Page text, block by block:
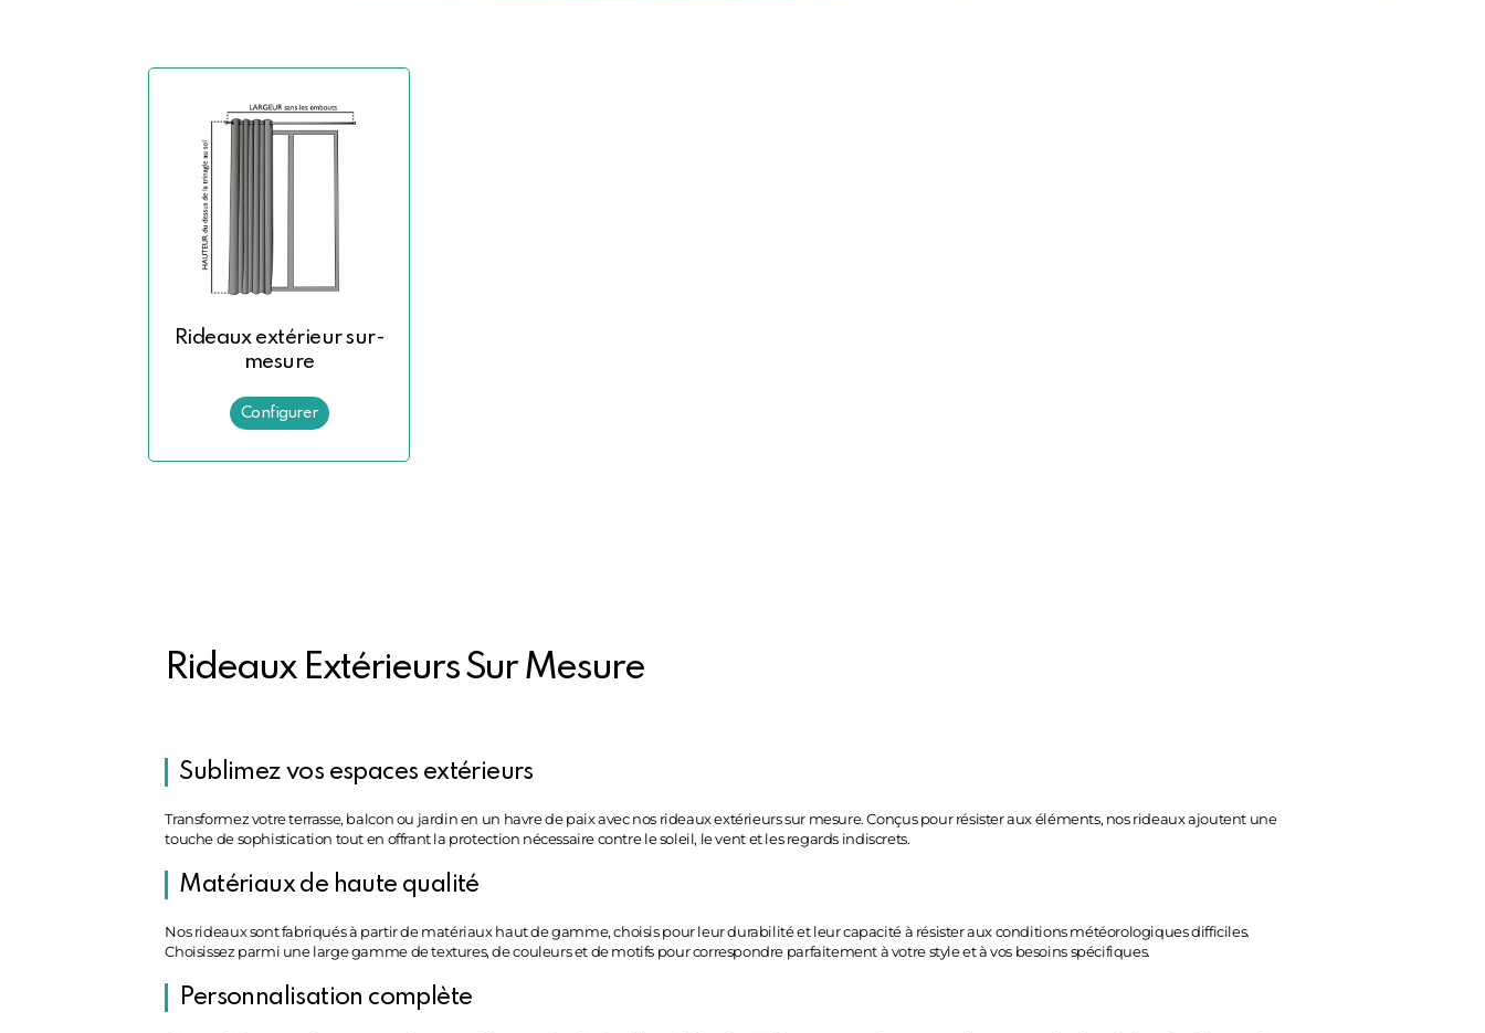
Rideaux extérieur sur-
mesure
Rideaux Extérieurs Sur Mesure
Sublimez vos espaces extérieurs
Transformez votre terrasse, balcon ou jardin en un havre de paix avec nos rideaux extérieurs sur mesure. Conçus pour résister aux éléments, nos rideaux ajoutent une
touche de sophistication tout en offrant la protection nécessaire contre le soleil, le vent et les regards indiscrets.
Matériaux de haute qualité
Nos rideaux sont fabriqués à partir de matériaux haut de gamme, choisis pour leur durabilité et leur capacité à résister aux conditions météorologiques difficiles.
Choisissez parmi une large gamme de textures, de couleurs et de motifs pour correspondre parfaitement à votre style et à vos besoins spécifiques.
Personnalisation complète